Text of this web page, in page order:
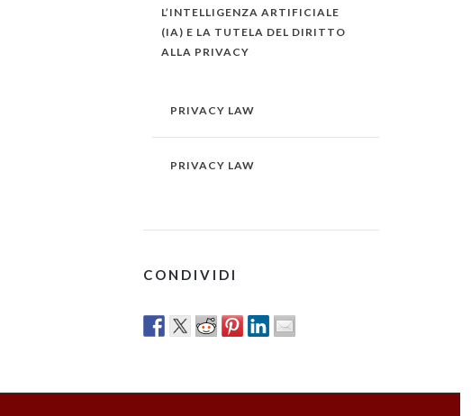
L’INTELLIGENZA ARTIFICIALE
(IA) E LA TUTELA DEL DIRITTO
ALLA PRIVACY
PRIVACY LAW
PRIVACY LAW
CONDIVIDI